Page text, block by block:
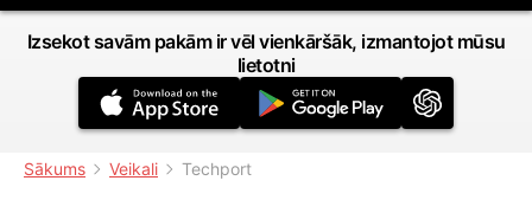
Izsekot savām pakām ir vēl vienkāršāk, izmantojot mūsu
lietotni
Sākums Veikali Techport